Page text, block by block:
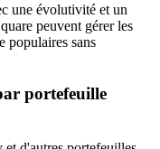
une évolutivité et un
peuvent gérer les
populaires sans
portefeuille